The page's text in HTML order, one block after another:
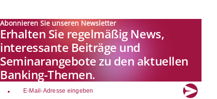
Abonnieren Sie unseren Newsletter
Erhalten Sie regelmäßig News,
interessante Beiträge und
Seminarangebote zu den aktuellen
Banking-Themen.
email